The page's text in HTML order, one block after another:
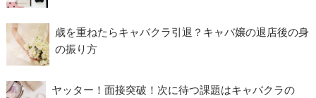
歳を重ねたらキャバクラ引退？キャバ嬢の退店後の身
の振り方
ヤッター！面接突破！次に待つ課題はキャバクラの